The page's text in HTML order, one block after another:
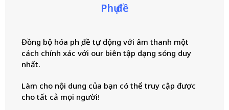
Phụ đề
Đồng bộ hóa phụ đề tự động với âm thanh một
cách chính xác với our biên tập dạng sóng duy
nhất.
Làm cho nội dung của bạn có thể truy cập được
cho tất cả mọi người!